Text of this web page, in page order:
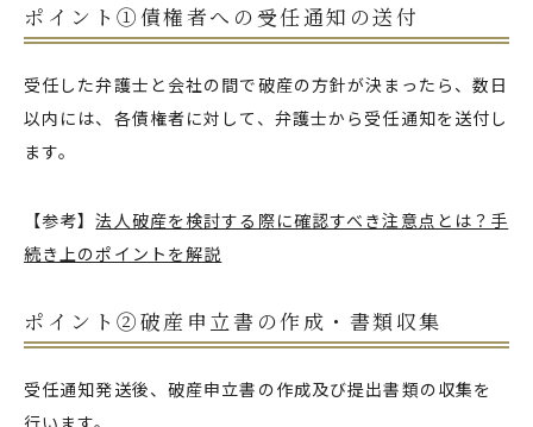
ポイント①債権者への受任通知の送付
受任した弁護士と会社の間で破産の方針が決まったら、数日
以内には、各債権者に対して、弁護士から受任通知を送付し
ます。
【参考】法人破産を検討する際に確認すべき注意点とは？手
続き上のポイントを解説
ポイント②破産申立書の作成・書類収集
受任通知発送後、破産申立書の作成及び提出書類の収集を